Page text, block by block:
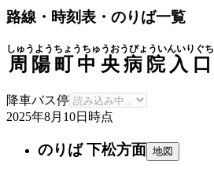
路線・時刻表・のりば一覧
周陽町中央病院入口
しゅうようちょうちゅうおうびょういんいりぐち
降車バス停
2025年8月10日 時点
のりば 下松方面 地図